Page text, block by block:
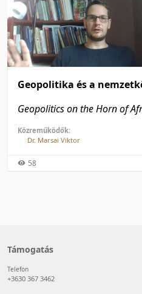
20 tétel/oldal
50 tétel/oldal
100 tétel/oldal
Geopolitika és a
Geopolitics on the Horn of
Közreműködők:
Dr. Marsai Viktor
58
Támogatás
Telefon
+3630 367 3462